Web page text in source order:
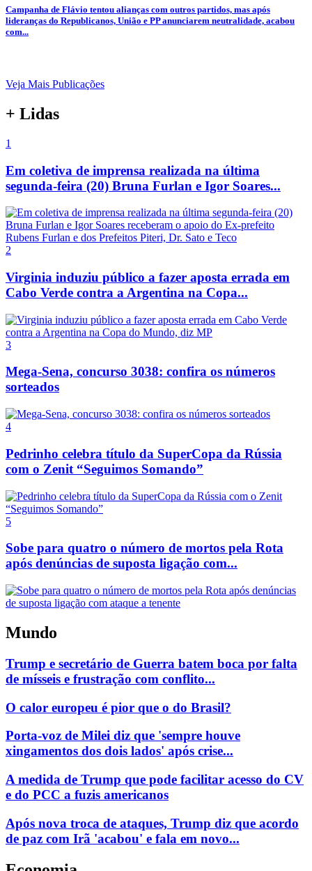
Campanha de Flávio tentou alianças com outros partidos, mas após
lideranças do Republicanos, União e PP anunciarem neutralidade, acabou
com...
Veja Mais Publicações
+ Lidas
1
Em coletiva de imprensa realizada na última
segunda-feira (20) Bruna Furlan e Igor Soares...
2
Virginia induziu público a fazer aposta errada em
Cabo Verde contra a Argentina na Copa...
3
Mega-Sena, concurso 3038: confira os números
sorteados
4
Pedrinho celebra título da SuperCopa da Rússia
com o Zenit “Seguimos Somando”
5
Sobe para quatro o número de mortos pela Rota
após denúncias de suposta ligação com...
Mundo
Trump e secretário de Guerra batem boca por falta
de mísseis e frustração com conflito...
O calor europeu é pior que o do Brasil?
Porta-voz de Milei diz que 'sempre houve
xingamentos dos dois lados' após crise...
A medida de Trump que pode facilitar acesso do CV
e do PCC a fuzis americanos
Após nova troca de ataques, Trump diz que acordo
de paz com Irã 'acabou' e fala em novo...